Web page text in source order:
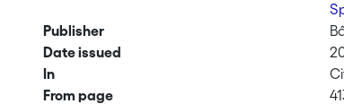
Publisher
Date issued
In
From page